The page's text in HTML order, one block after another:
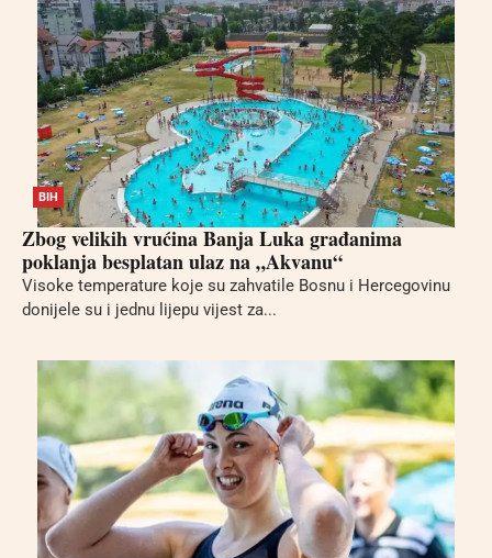
BIH
Zbog velikih vrućina Banja Luka građanima
poklanja besplatan ulaz na „Akvanu“
Visoke temperature koje su zahvatile Bosnu i Hercegovinu
donijele su i jednu lijepu vijest za...